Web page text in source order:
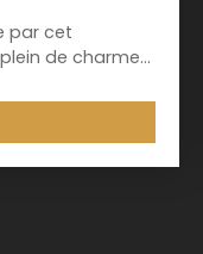
par cet
de charme
d'une
lumineux